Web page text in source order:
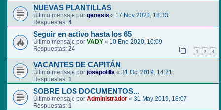
NUEVAS PLANTILLAS
Último mensaje por genesis « 17 Nov 2020, 18:33
Respuestas: 4
Seguir en activo hasta los 65
Último mensaje por VADY « 10 Ene 2020, 10:09
Respuestas: 24 1 2 3
VACANTES DE CAPITÁN
Último mensaje por josepolilla « 31 Oct 2019, 14:21
Respuestas: 1
SOBRE LOS DOCUMENTOS...
Último mensaje por Administrador « 31 May 2019, 18:07
Respuestas: 1